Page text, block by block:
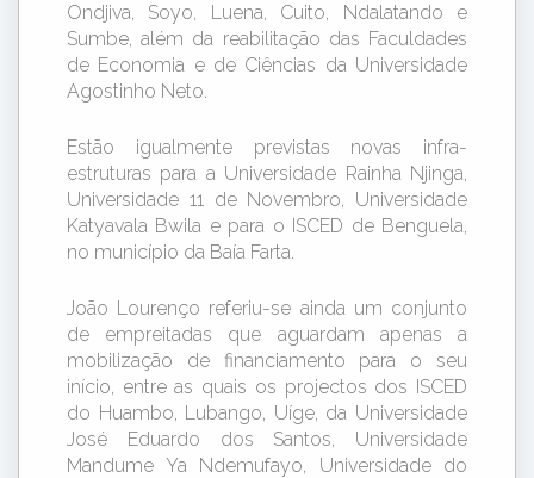
Ondjiva, Soyo, Luena, Cuito, Ndalatando e
Sumbe, além da reabilitação das Faculdades
de Economia e de Ciências da Universidade
Agostinho Neto.
Estão igualmente previstas novas infra-
estruturas para a Universidade Rainha Njinga,
Universidade 11 de Novembro, Universidade
Katyavala Bwila e para o ISCED de Benguela,
no município da Baía Farta.
João Lourenço referiu-se ainda um conjunto
de empreitadas que aguardam apenas a
mobilização de financiamento para o seu
início, entre as quais os projectos dos ISCED
do Huambo, Lubango, Uíge, da Universidade
José Eduardo dos Santos, Universidade
Mandume Ya Ndemufayo, Universidade do